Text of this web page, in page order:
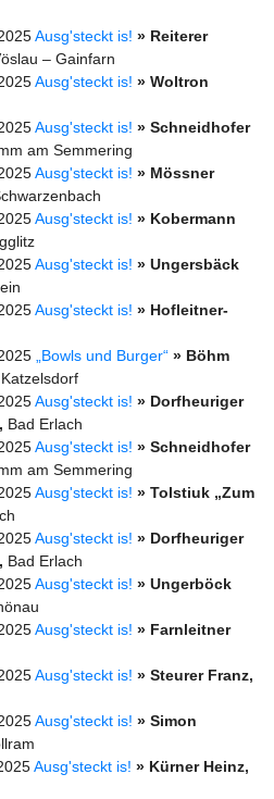
Ausg'steckt is! » Reiterer
– Gainfarn
Ausg'steckt is! » Woltron
Ausg'steckt is! » Schneidhofer
am Semmering
Ausg'steckt is! » Mössner
Ausg'steckt is! » Kobermann
Ausg'steckt is! » Ungersbäck
Ausg'steckt is! » Hofleitner-
„Bowls und Burger“ » Böhm
Katzelsdorf
Ausg'steckt is! » Dorfheuriger
Bad Erlach
Ausg'steckt is! » Schneidhofer
am Semmering
Ausg'steckt is! » Tolstiuk „Zum
Ausg'steckt is! » Dorfheuriger
Bad Erlach
Ausg'steckt is! » Ungerböck
Ausg'steckt is! » Farnleitner
Ausg'steckt is! » Steurer Franz,
Ausg'steckt is! » Simon
Ausg'steckt is! » Kürner Heinz,